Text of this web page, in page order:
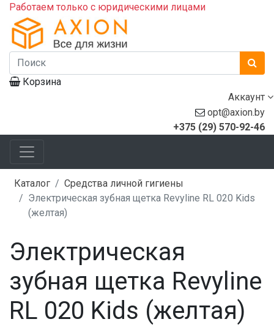
Работаем только с юридическими лицами
Корзина
Аккаунт
opt@axion.by
+375 (29) 570-92-46
Каталог
Средства личной гигиены
Электрическая зубная щетка Revyline RL 020 Kids
(желтая)
Электрическая
зубная щетка Revyline
RL 020 Kids (желтая)